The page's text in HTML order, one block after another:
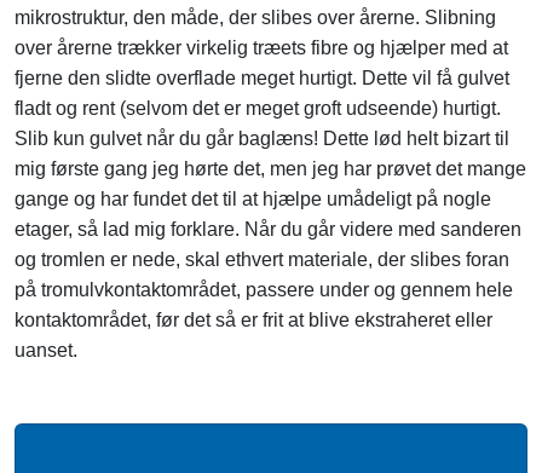
mikrostruktur, den måde, der slibes over årerne. Slibning
over årerne trækker virkelig træets fibre og hjælper med at
fjerne den slidte overflade meget hurtigt. Dette vil få gulvet
fladt og rent (selvom det er meget groft udseende) hurtigt.
Slib kun gulvet når du går baglæns! Dette lød helt bizart til
mig første gang jeg hørte det, men jeg har prøvet det mange
gange og har fundet det til at hjælpe umådeligt på nogle
etager, så lad mig forklare. Når du går videre med sanderen
og tromlen er nede, skal ethvert materiale, der slibes foran
på tromulvkontaktområdet, passere under og gennem hele
kontaktområdet, før det så er frit at blive ekstraheret eller
uanset.